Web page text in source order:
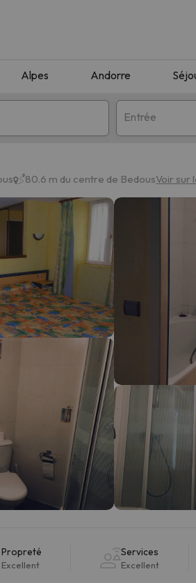
Alpes Andorre
Entrée
montagne
de résultats correspondant à votre
se soit égaré. Dès qu'il aura retrouvé
80.6 m du centre de BedousVoir sur
Propreté
Excellent
Services
Excellent